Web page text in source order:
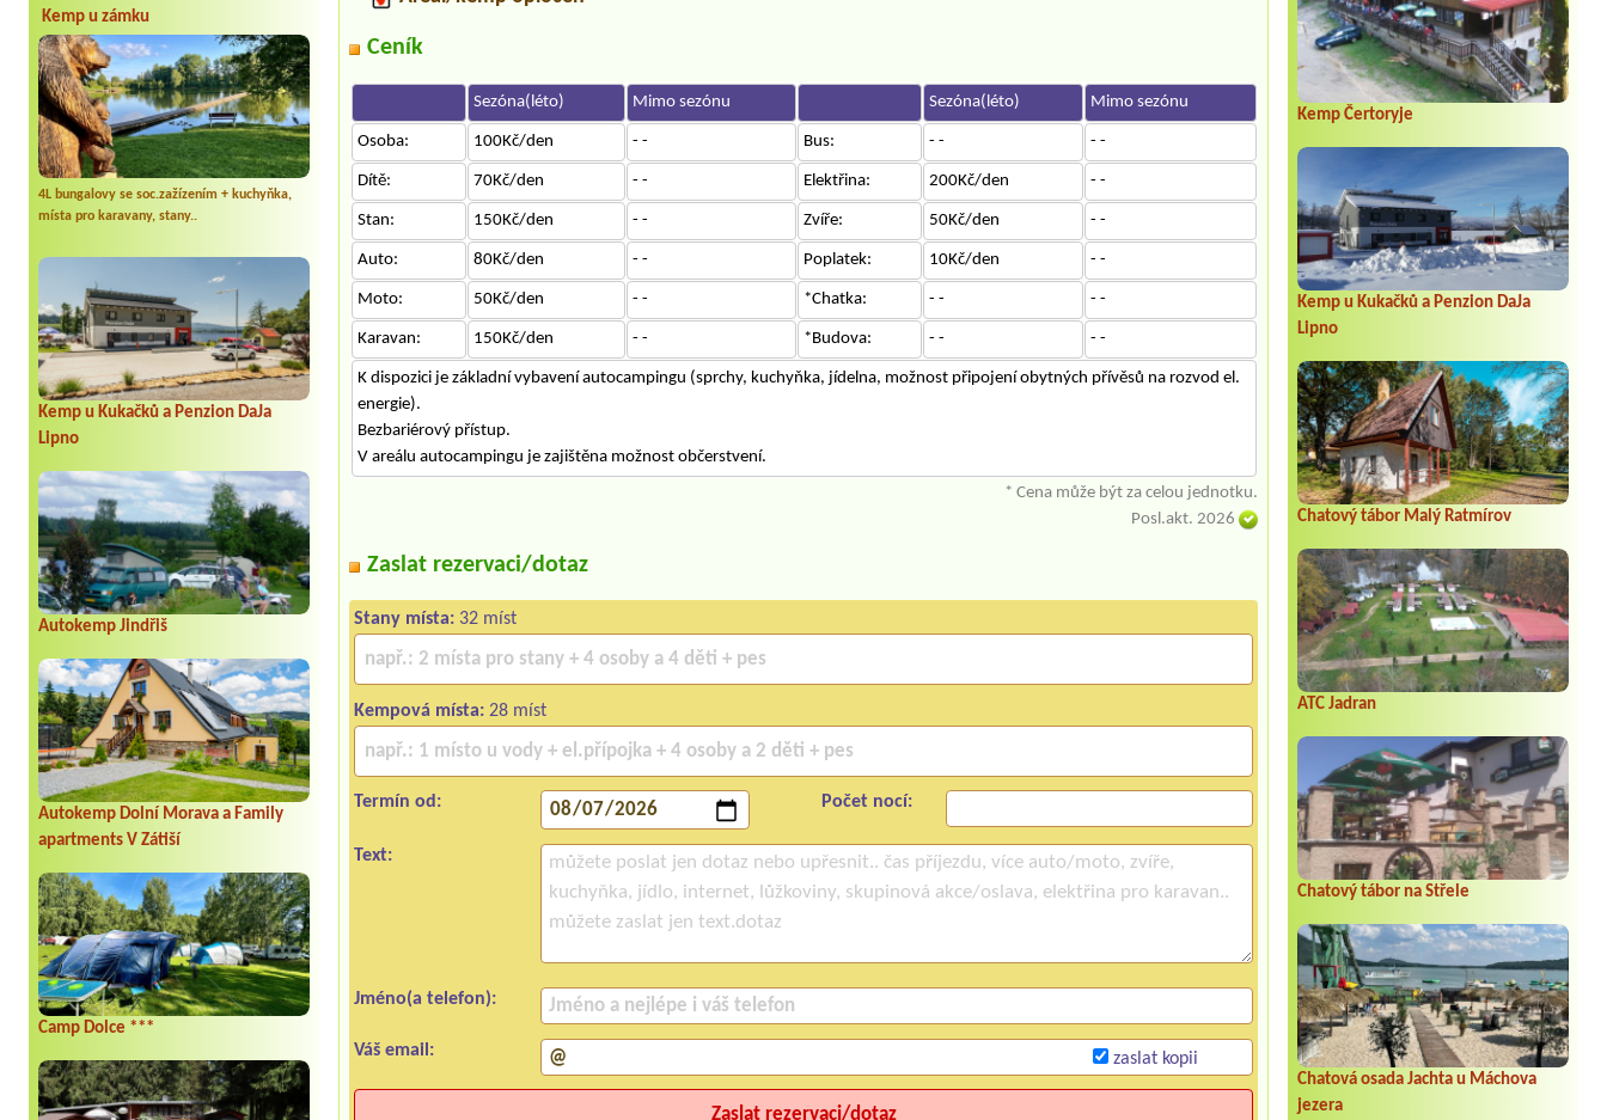
Kemp u zámku
4L bungalovy se soc.zažízením + kuchyňka,
místa pro karavany, stany..
Kemp u Kukačků a Penzion DaJa
Lipno
Autokemp Jindřiš
Autokemp Dolní Morava a Family
apartments V Zátiší
Camp Dolce ***
Kemp Čertoryje
Kemp u Kukačků a Penzion DaJa
Lipno
Chatový tábor Malý Ratmírov
ATC Jadran
Chatový tábor na Střele
Chatová osada Jachta u Máchova
jezera
Ceník
Sezóna(léto) Mimo sezónu Sezóna(léto) Mimo sezónu
Osoba: 100Kč/den - - Bus: - - - -
Dítě: 70Kč/den - - Elektřina: 200Kč/den - -
Stan: 150Kč/den - - Zvíře: 50Kč/den - -
Auto: 80Kč/den - - Poplatek: 10Kč/den - -
Moto: 50Kč/den - - *Chatka: - - - -
Karavan: 150Kč/den - - *Budova: - - - -
K dispozici je základní vybavení autocampingu (sprchy, kuchyňka, jídelna, možnost připojení obytných přívěsů na rozvod el.
energie).
Bezbariérový přístup.
V areálu autocampingu je zajištěna možnost občerstvení.
* Cena může být za celou jednotku.
Posl.akt. 2026
Zaslat rezervaci/dotaz
Stany místa: 32 míst
Kempová místa: 28 míst
Termín od: Počet nocí:
Text:
Jméno(a telefon):
Váš email: zaslat kopii